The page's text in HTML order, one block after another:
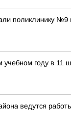
поликлинику №9
году в 11
ведутся